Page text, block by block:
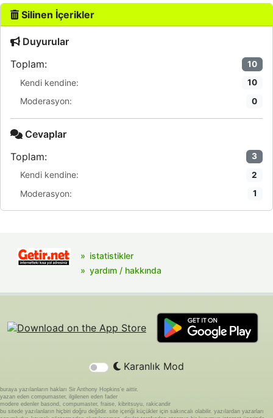
Silinen İçerikler
Duyurular
Toplam:
10
Kendi kendine: 10
Moderasyon: 0
Cevaplar
Toplam:
3
Kendi kendine: 2
Moderasyon: 1
istatistikler
yardım / hakkında
Karanlık Mod
buraya yazılanların hakları Sir Anthony Hopkins'e aittir.
yazan eden compumaster, ilgilenen eden fader
modere edenler basond, compumaster, fraise, kibritsuyu, rakicandir
bu sitede yazılanların hiçbiri doğru değildir. site içeriği küçükler için sakıncalı olabilir. yazılardan yazarları